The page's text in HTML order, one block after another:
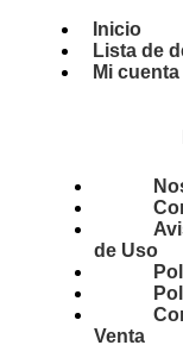
Inicio
Lista de
Mi cuenta
de Uso
Venta